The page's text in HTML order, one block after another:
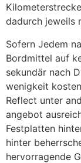
dadurch jeweils
Sofern Jedem
Bordmittel auf
sekundär nach
wenigkeit
Reflect unter
angebot
Festplatten
hinter
hervorragende